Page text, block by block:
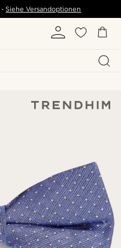
- Siehe Versandoptionen